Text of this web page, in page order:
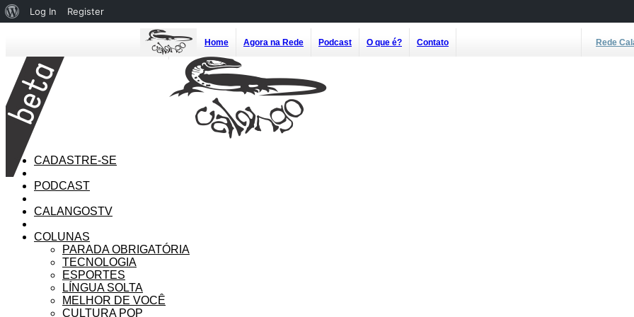
Home Agora na Rede Podcast O que é? Contato Rede
CADASTRE-SE
PODCAST
CALANGOSTV
COLUNAS
PARADA OBRIGATÓRIA
TECNOLOGIA
ESPORTES
LÍNGUA SOLTA
MELHOR DE VOCÊ
CULTURA POP
About
Log In Register